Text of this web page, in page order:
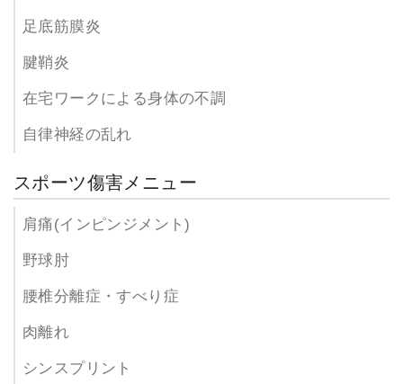
足底筋膜炎
腱鞘炎
在宅ワークによる身体の不調
自律神経の乱れ
スポーツ傷害メニュー
肩痛(インピンジメント)
野球肘
腰椎分離症・すべり症
肉離れ
シンスプリント